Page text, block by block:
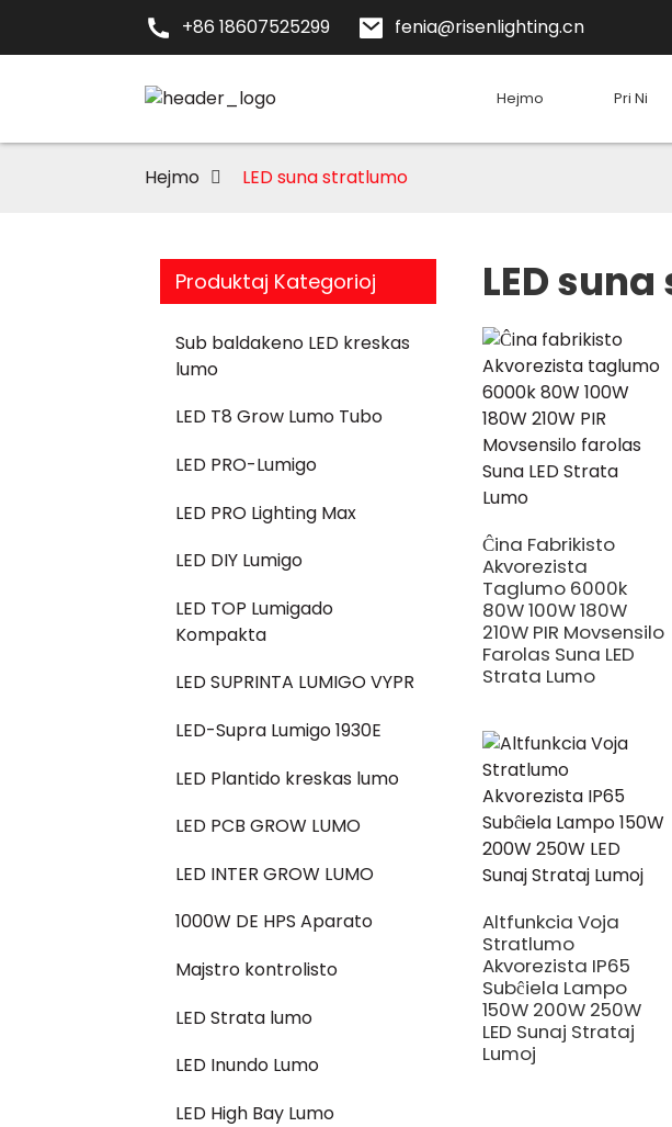
+86 18607525299 fenia@risenlighting.cn
Hejmo Pri Ni
Hejmo LED suna stratlumo
Produktaj Kategorioj
Sub baldakeno LED kreskas
lumo
LED T8 Grow Lumo Tubo
LED PRO-Lumigo
LED PRO Lighting Max
LED DIY Lumigo
LED TOP Lumigado
Kompakta
LED SUPRINTA LUMIGO VYPR
LED-Supra Lumigo 1930E
LED Plantido kreskas lumo
LED PCB GROW LUMO
LED INTER GROW LUMO
1000W DE HPS Aparato
Majstro kontrolisto
LED Strata lumo
LED Inundo Lumo
LED High Bay Lumo
LED
Ĉina Fabrikisto
Akvorezista
Taglumo 6000k
80W 100W 180W
210W PIR Movsensilo
Farolas Suna LED
Strata Lumo
Altfunkcia Voja
Stratlumo
Akvorezista IP65
Subĉiela Lampo
150W 200W 250W
LED Sunaj Strataj
Lumoj